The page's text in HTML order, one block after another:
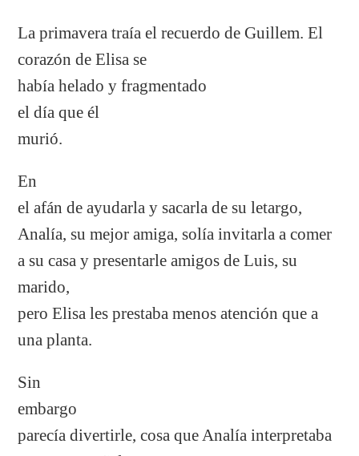
La primavera traía el recuerdo de Guillem. El
corazón de Elisa se
había helado y fragmentado
el día que él
murió.
En
el afán de ayudarla y sacarla de su letargo,
Analía, su mejor amiga, solía invitarla a comer
a su casa y presentarle amigos de Luis, su
marido,
pero Elisa les prestaba menos atención que a
una planta.
Sin
embargo
parecía divertirle, cosa que Analía interpretaba